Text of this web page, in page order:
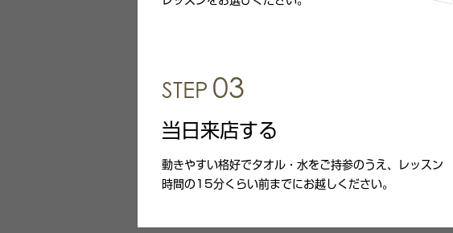
STEP 03
当日来店する
動きやすい格好でタオル・水をご持参のうえ、レッスン
時間の15分くらい前までにお越しください。